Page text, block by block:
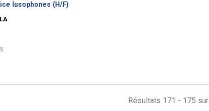
lusophones (H/F)
Résultats 171 - 175 sur